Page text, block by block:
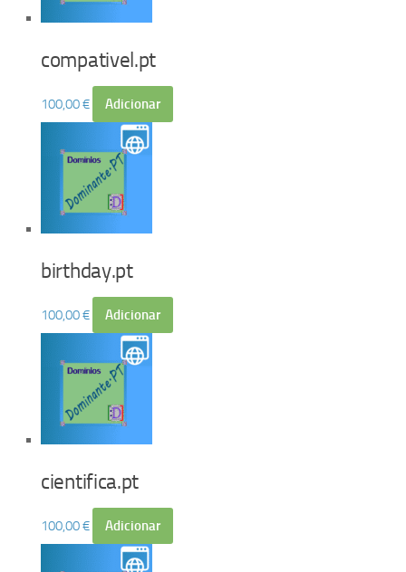
compativel.pt
100,00€ Adicionar
birthday.pt
100,00€ Adicionar
cientifica.pt
100,00€ Adicionar